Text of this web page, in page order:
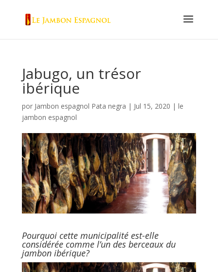
Jabugo, un trésor
ibérique
por Jambon espagnol Pata negra | Jul 15, 2020 | le
jambon espagnol
Pourquoi cette municipalité est-elle
considérée comme l’un des berceaux du
jambon ibérique?